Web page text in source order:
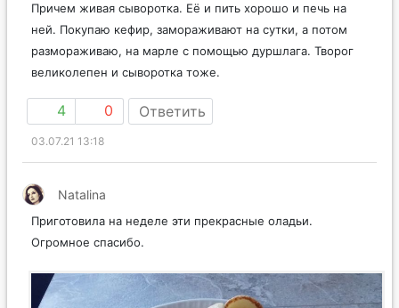
Причем живая сыворотка. Её и пить хорошо и печь на
ней. Покупаю кефир, замораживают на сутки, а потом
размораживаю, на марле с помощью дуршлага. Творог
великолепен и сыворотка тоже.
4 0 Ответить
03.07.21 13:18
Natalina
Приготовила на неделе эти прекрасные оладьи.
Огромное спасибо.